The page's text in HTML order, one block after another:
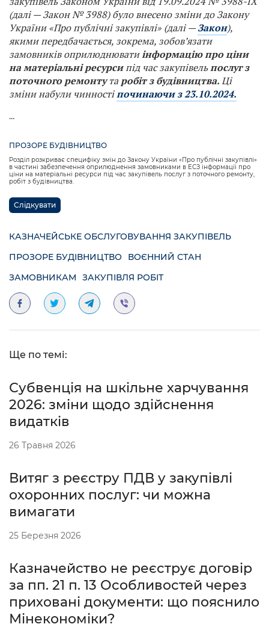
(далі — Закон № 3988) було внесено зміни до Закону
України «Про публічні закупівлі» (далі —Закон),
якими передбачається, зокрема, зобов’язати
замовників оприлюднюватиінформацію про ціни
на матеріальні ресурсипід час закупівельпослуг з
поточного ремонтутаробіт з будівництва.Ці
зміни набули чинностіпочинаючи з 23.10.2024.
...
ПРОЗОРЕ БУДІВНИЦТВО
Розділ розкриває специфіку змін до Закону України «Про публічні закупівлі»
в частині забезпечення оприлюднення замовниками в ЕСЗ інформації про
ціни на матеріальні ресурси під час закупівель послуг з поточного ремонту,
робіт з будівництва.
Слідкувати
КАЗНАЧЕЙСЬКЕ ОБСЛУГОВУВАННЯ ЗАКУПІВЕЛЬ
ПРОЗОРЕ БУДІВНИЦТВО
ВОЄННИЙ СТАН
ЗАМОВНИКАМ
ЗАКУПІВЛЯ РОБІТ
Ще по темі:
Субвенція на шкільне харчування
2026: зміни щодо здійснення
видатків
26 Травня 2026
Витяг з реєстру ПДВ у закупівлі
охоронних послуг: чи можна
вимагати
25 Березня 2026
Казначейство не реєструє договір
за пп. 21 п. 13 Особливостей через
приховані документи: що пояснило
Мінекономіки?